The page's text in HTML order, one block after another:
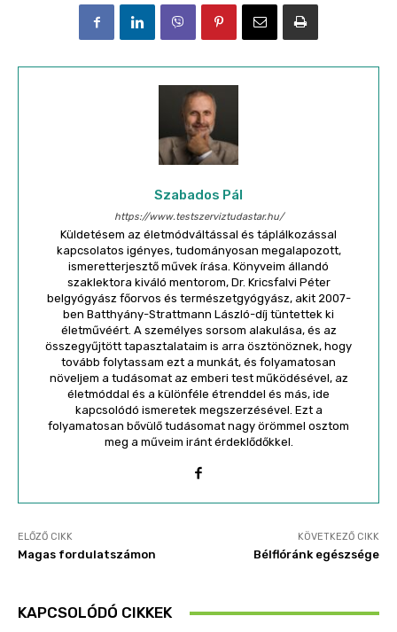
Szabados Pál
https://www.testszerviztudastar.hu/
Küldetésem az életmódváltással és táplálkozással
kapcsolatos igényes, tudományosan megalapozott,
ismeretterjesztő művek írása. Könyveim állandó
szaklektora kiváló mentorom, Dr. Kricsfalvi Péter
belgyógyász főorvos és természetgyógyász, akit 2007-
ben Batthyány-Strattmann László-díj tüntettek ki
életművéért. A személyes sorsom alakulása, és az
összegyűjtött tapasztalataim is arra ösztönöznek, hogy
tovább folytassam ezt a munkát, és folyamatosan
növeljem a tudásomat az emberi test működésével, az
életmóddal és a különféle étrenddel és más, ide
kapcsolódó ismeretek megszerzésével. Ezt a
folyamatosan bővülő tudásomat nagy örömmel osztom
meg a műveim iránt érdeklődőkkel.
ELŐZŐ CIKK
Magas fordulatszámon
KÖVETKEZŐ CIKK
Bélflóránk egészsége
KAPCSOLÓDÓ CIKKEK